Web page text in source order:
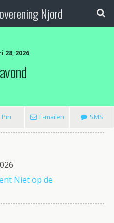
Njord
28, 2026
Pin E-mailen SMS
Niet op de